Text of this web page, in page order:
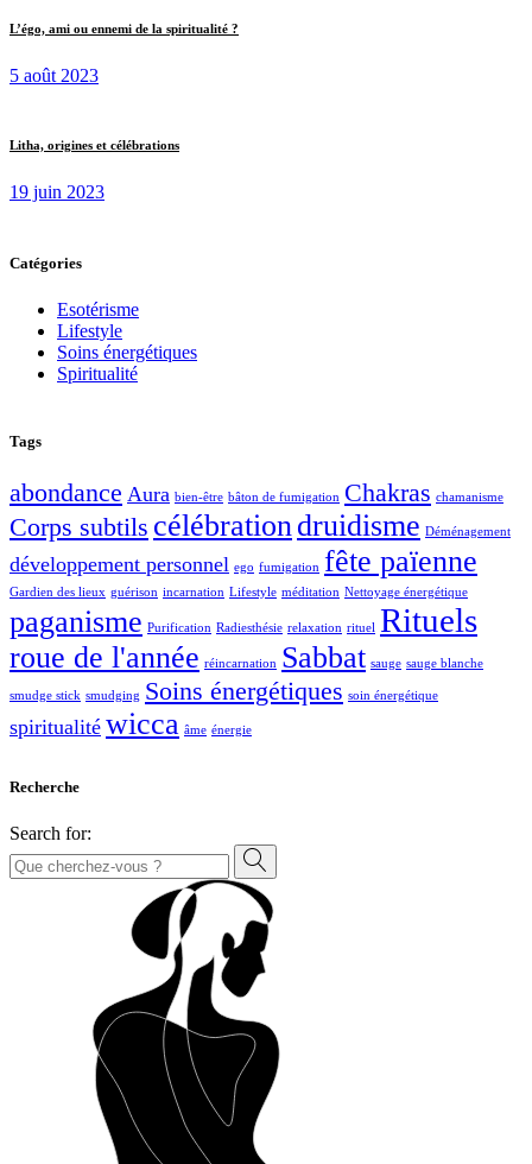
L’égo, ami ou ennemi de la spiritualité ?
5 août 2023
Litha, origines et célébrations
19 juin 2023
Catégories
Esotérisme
Lifestyle
Soins énergétiques
Spiritualité
Tags
abondance Aura bien-être bâton de fumigation Chakras chamanisme
Corps subtils célébrationdruidisme Déménagement
développement personnel ego fumigation fête païenne
Gardien des lieux guérison incarnation Lifestyle méditation Nettoyage énergétique
paganisme Purification Radiesthésie relaxation rituel Rituels
roue de l'année réincarnation Sabbat sauge sauge blanche
smudge stick smudging Soins énergétiques soin énergétique
spiritualité wicca âme énergie
Recherche
Search for: